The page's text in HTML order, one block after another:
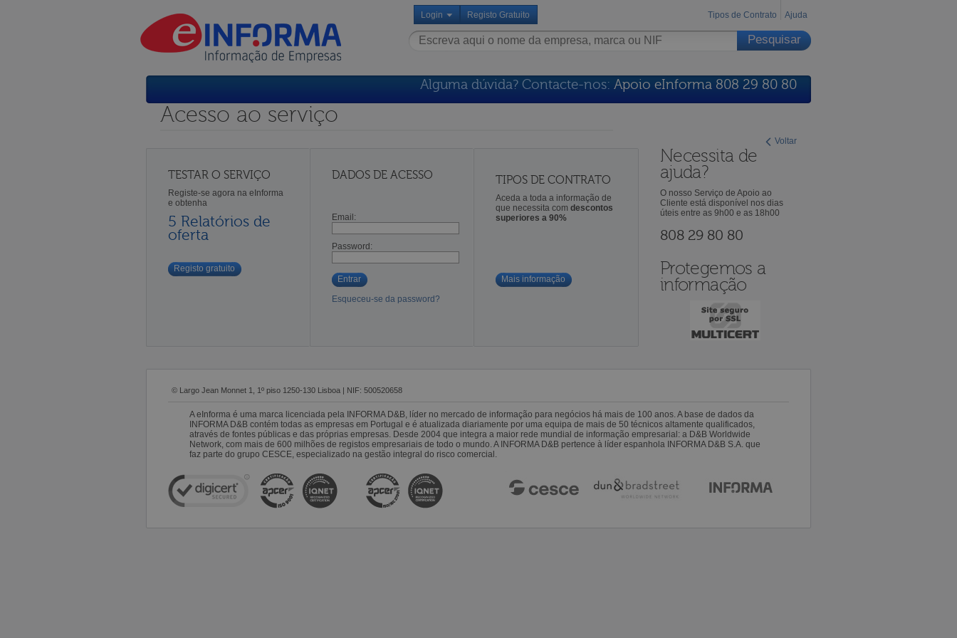
Login Registo Gratuito Tipos de Contrato Ajuda
Alguma dúvida? Contacte-nos: Apoio eInforma 808 29 80 80
Voltar
Acesso ao serviço
TESTAR O SERVIÇO
Registe-se agora na eInforma
e obtenha
5 Relatórios de
oferta
Registo gratuito
DADOS DE ACESSO
Email:
Password:
Entrar
Esqueceu-se da password?
TIPOS DE CONTRATO
Aceda a toda a informação de
que necessita comdescontos
superiores a 90%
Mais informação
Necessita de
ajuda?
O nosso Serviço de Apoio ao
Cliente está disponível nos dias
úteis entre as 9h00 e as 18h00
808 29 80 80
Protegemos a
informação
© Largo Jean Monnet 1, 1º piso 1250-130 Lisboa | NIF: 500520658
A eInforma é uma marca licenciada pela INFORMA D&B, líder no mercado de informação para negócios há mais de 100 anos. A base de dados da
INFORMA D&B contém todas as empresas em Portugal e é atualizada diariamente por uma equipa de mais de 50 técnicos altamente qualificados,
através de fontes públicas e das próprias empresas. Desde 2004 que integra a maior rede mundial de informação empresarial: a D&B Worldwide
Network, com mais de 600 milhões de registos empresariais de todo o mundo. A INFORMA D&B pertence à líder espanhola INFORMA D&B S.A. que
faz parte do grupo CESCE, especializado na gestão integral do risco comercial.